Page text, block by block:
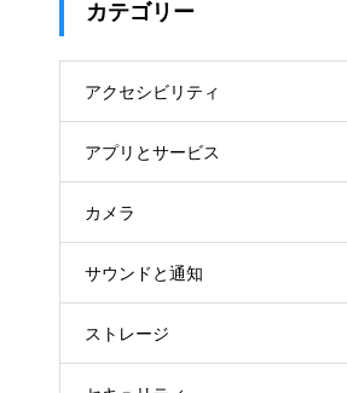
カテゴリー
アクセシビリティ
アプリとサービス
カメラ
サウンドと通知
ストレージ